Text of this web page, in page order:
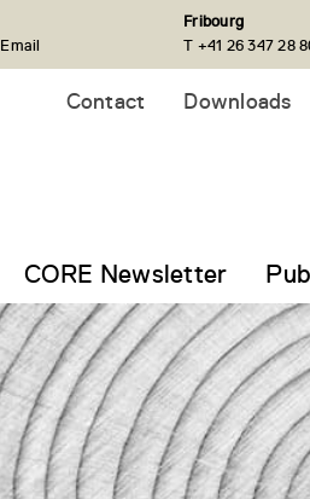
Email
Fribourg
T +41 26 347 28
Contact Downloads
CORE Newsletter